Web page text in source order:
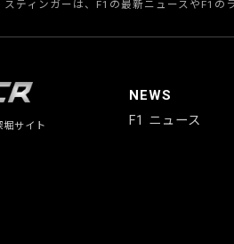
スティンガーは、F1の最新ニュースやF1
サイト
NEWS
F1 ニュース